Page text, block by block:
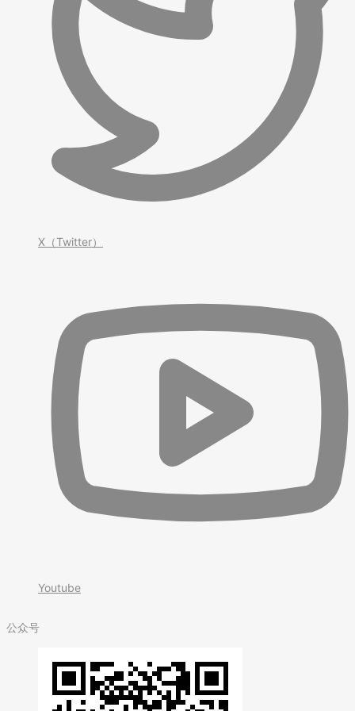
X（Twitter）
Youtube
公众号